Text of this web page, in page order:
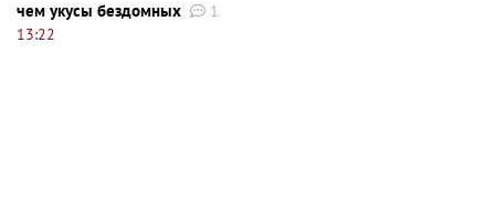
чем укусы бездомных
1
13:22